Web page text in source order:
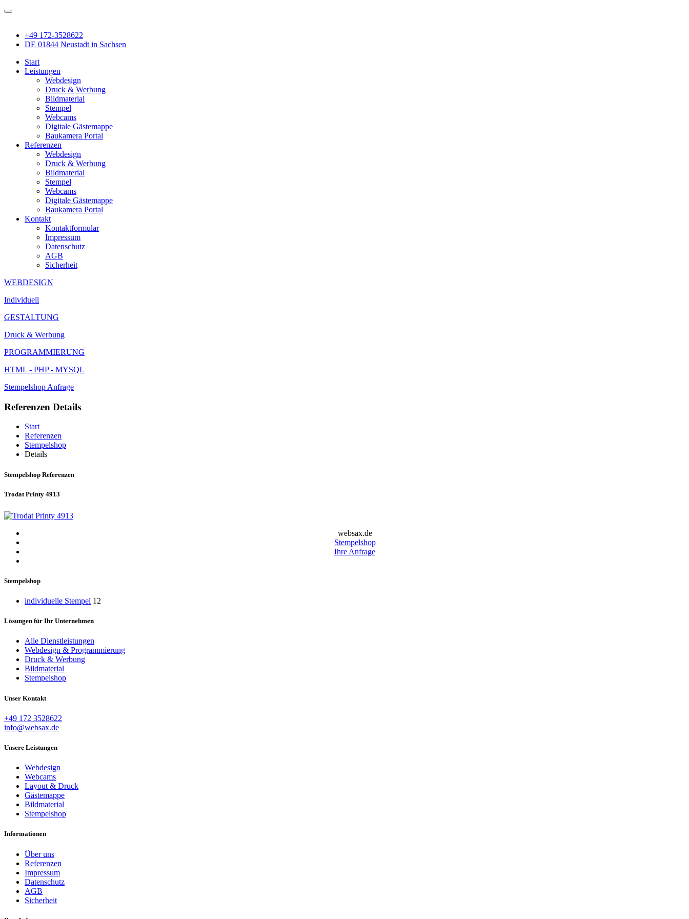
+49 172-3528622
DE 01844 Neustadt in Sachsen
Start
Leistungen
Webdesign
Druck & Werbung
Bildmaterial
Stempel
Webcams
Digitale Gästemappe
Baukamera Portal
Referenzen
Webdesign
Druck & Werbung
Bildmaterial
Stempel
Webcams
Digitale Gästemappe
Baukamera Portal
Kontakt
Kontaktformular
Impressum
Datenschutz
AGB
Sicherheit
WEBDESIGN
Individuell
GESTALTUNG
Druck & Werbung
PROGRAMMIERUNG
HTML - PHP - MYSQL
Stempelshop Anfrage
Referenzen Details
Start
Referenzen
Stempelshop
Details
Stempelshop Referenzen
Trodat Printy 4913
websax.de
Stempelshop
Ihre Anfrage
Stempelshop
individuelle Stempel 12
Lösungen für Ihr Unternehmen
Alle Dienstleistungen
Webdesign & Programmierung
Druck & Werbung
Bildmaterial
Stempelshop
Unser Kontakt
+49 172 3528622
info@websax.de
Unsere Leistungen
Webdesign
Webcams
Layout & Druck
Gästemappe
Bildmaterial
Stempelshop
Informationen
Über uns
Referenzen
Impressum
Datenschutz
AGB
Sicherheit